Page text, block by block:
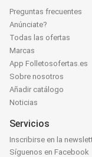
Preguntas frecuentes
Anúnciate?
Todas las ofertas
Marcas
App Folletosofertas.es
Sobre nosotros
Añadir catálogo
Noticias
Servicios
Inscribirse en la
Síguenos en Facebook